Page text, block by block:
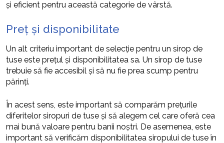
și eficient pentru această categorie de vârstă.
Preț și disponibilitate
Un alt criteriu important de selecție pentru un sirop de
tuse este prețul și disponibilitatea sa. Un sirop de tuse
trebuie să fie accesibil și să nu fie prea scump pentru
părinți.
În acest sens, este important să comparăm prețurile
diferitelor siropuri de tuse și să alegem cel care oferă cea
mai bună valoare pentru banii noștri. De asemenea, este
important să verificăm disponibilitatea siropului de tuse în